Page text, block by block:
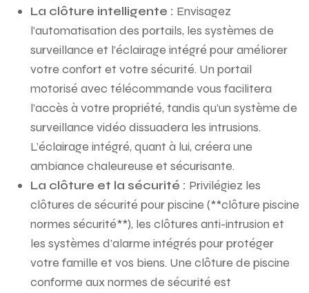
La clôture intelligente : Envisagez
l’automatisation des portails, les systèmes de
surveillance et l’éclairage intégré pour améliorer
votre confort et votre sécurité. Un portail
motorisé avec télécommande vous facilitera
l’accès à votre propriété, tandis qu’un système de
surveillance vidéo dissuadera les intrusions.
L’éclairage intégré, quant à lui, créera une
ambiance chaleureuse et sécurisante.
La clôture et la sécurité : Privilégiez les
clôtures de sécurité pour piscine (**clôture piscine
normes sécurité**), les clôtures anti-intrusion et
les systèmes d’alarme intégrés pour protéger
votre famille et vos biens. Une clôture de piscine
conforme aux normes de sécurité est